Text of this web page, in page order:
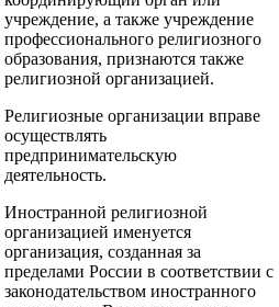
учреждение, а также учреждение
профессионального религиозного
образования, признаются также
религиозной организацией.
Религиозные организации вправе
осуществлять
предпринимательскую
деятельность.
Иностранной религиозной
организацией именуется
организация, созданная за
пределами России в соответствии с
законодательством иностранного